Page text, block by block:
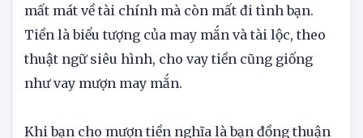
Thông thường, cho vay tiền không chỉ dẫn đến
mất mát về tài chính mà còn mất đi tình bạn.
Tiền là biểu tượng của may mắn và tài lộc, theo
thuật ngữ siêu hình, cho vay tiền cũng giống